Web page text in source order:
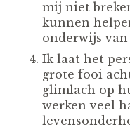
mij niet
kunnen
onderwijs
Ik laat het
grote fooi
glimlach op
werken veel